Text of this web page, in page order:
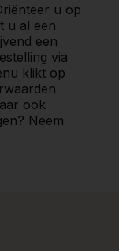
u op
u al een
een
via
klikt op
ook
Neem